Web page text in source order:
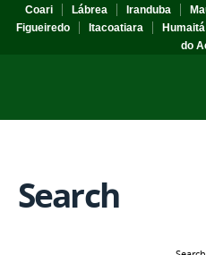
Coari
Lábrea Iranduba
Figueiredo
Itacoatiara Humaitá
do
Search